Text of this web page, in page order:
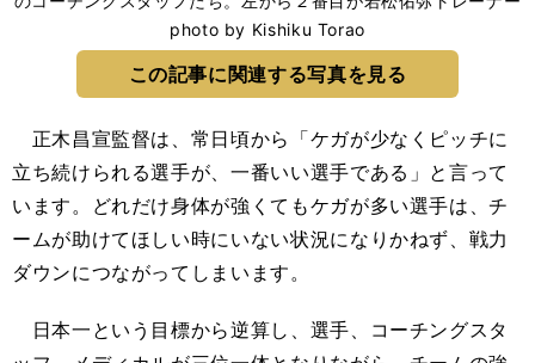
photo by Kishiku Torao
この記事に関連する写真を見る
正木昌宣監督は、常日頃から「ケガが少なくピッチに
立ち続けられる選手が、一番いい選手である」と言って
います。どれだけ身体が強くてもケガが多い選手は、チ
ームが助けてほしい時にいない状況になりかねず、戦力
ダウンにつながってしまいます。
日本一という目標から逆算し、選手、コーチングスタ